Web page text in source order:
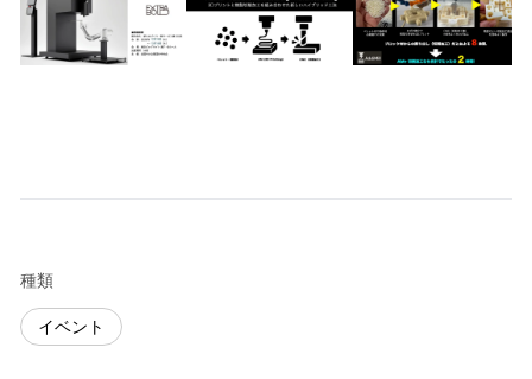
種類
イベント